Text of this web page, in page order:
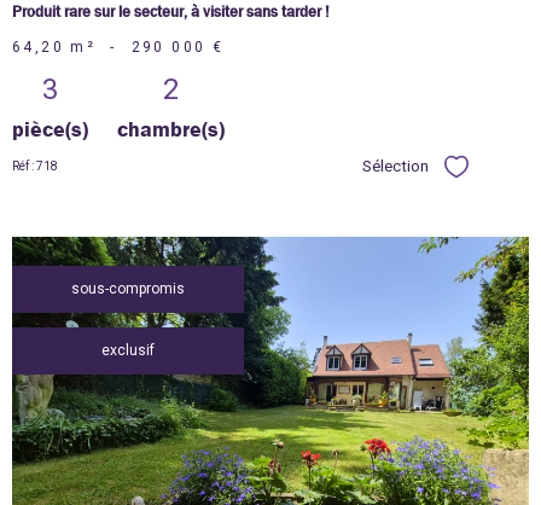
Produit rare sur le secteur, à visiter sans tarder !
64,20 m² - 290 000 €
3
pièce(s)
2
chambre(s)
Réf : 718 Sélection Sélectionner
sous-compromis
exclusif
voir le
bien